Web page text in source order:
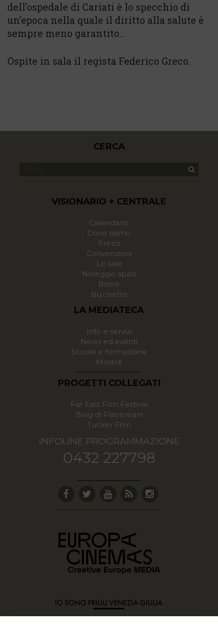
dell’ospedale di Cariati è lo specchio di
un’epoca nella quale il diritto alla salute è
sempre meno garantito…
Ospite in sala il regista Federico Greco.
CERCA
VISIONARIO + CENTRALE
Calendario
Dove siamo
Prezzi
Convenzioni
Le sale
Noleggio spazi
Bistrò
Bu.chetto
LA MEDIATECA
Info e servizi
News ed eventi
Scuole e formazione
Mostre
PROGETTI COLLEGATI
Far East Film Festival
Blog di Placereani
Tucker Film
INFOLINE PROGRAMMAZIONE
0432 227798